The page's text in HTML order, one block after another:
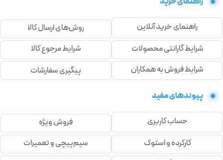
راهنمای خرید آنلاین
روش‌های ارسال کالا
شرایط گارانتی محصولات
شرایط مرجوع کالا
شرایط فروش به همکاران
پیگیری سفارشات
پیوندهای مفید
حساب کاربری
فروش ویژه
کارکرده و استوک
سیم‌پیچی و تعمیرات